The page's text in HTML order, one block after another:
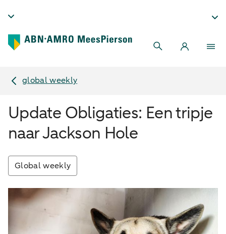
global weekly
Update Obligaties: Een tripje
naar Jackson Hole
Global weekly